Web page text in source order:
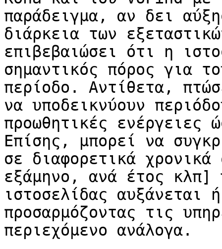
παράδειγμα, αν δει
διάρκεια των
επιβεβαιώσει ότι η
σημαντικός πόρος για
περίοδο. Αντίθετα,
να υποδεικνύουν
προωθητικές ενέργειες
Επίσης, μπορεί να
σε διαφορετικά
εξάμηνο, ανά έτος
ιστοσελίδας αυξάνεται
προσαρμόζοντας τις